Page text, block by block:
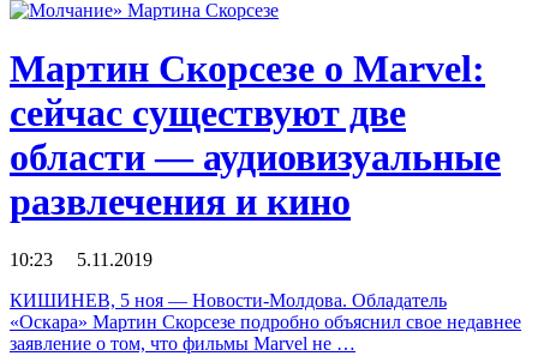
Мартин Скорсезе о Marvel:
сейчас существуют две
области — аудиовизуальные
развлечения и кино
10:23 5.11.2019
КИШИНЕВ, 5 ноя — Новости-Молдова. Обладатель
«Оскара» Мартин Скорсезе подробно объяснил свое недавнее
заявление о том, что фильмы Marvel не …